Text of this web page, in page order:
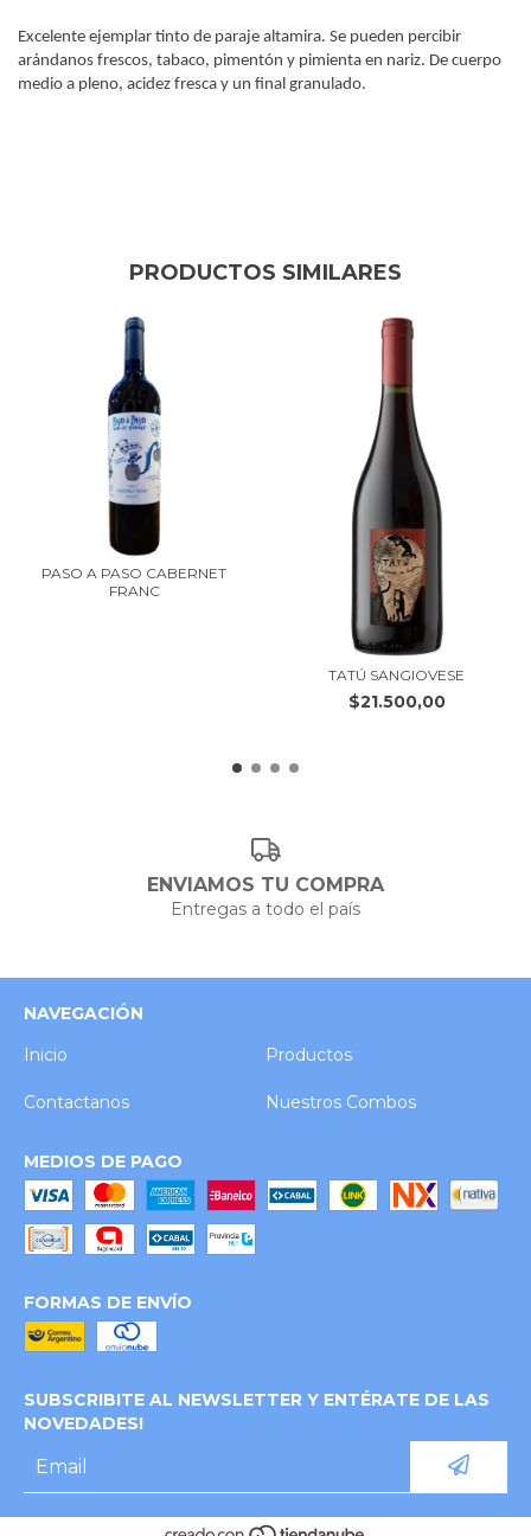
Excelente ejemplar tinto de paraje altamira. Se pueden percibir
arándanos frescos, tabaco, pimentón y pimienta en nariz. De cuerpo
medio a pleno, acidez fresca y un final granulado.
PRODUCTOS SIMILARES
PASO A PASO CABERNET
FRANC
TATÚ SANGIOVESE
$21.500,00
ENVIAMOS TU COMPRA
Entregas a todo el país
NAVEGACIÓN
Inicio
Productos
Contactanos Nuestros Combos
MEDIOS DE PAGO
FORMAS DE ENVÍO
SUBSCRIBITE AL NEWSLETTER Y ENTÉRATE DE LAS
NOVEDADES!